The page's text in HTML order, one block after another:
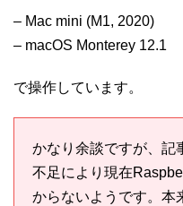
– Mac mini (M1, 2020)
– macOS Monterey 12.1
で操作しています。
かなり余談ですが、記
不足により現在
からないようです。本